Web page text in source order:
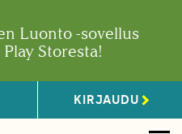
Luonto -sovellus
Storesta!
KIRJAUDU